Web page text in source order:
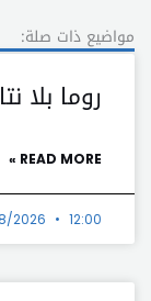
مواضيع ذات صلة:
روما بلا
READ MORE »
2026 12:00 م